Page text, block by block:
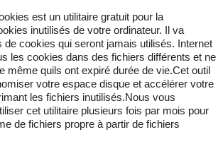
est un utilitaire gratuit pour la
inutilisés de votre ordinateur. Il va
de cookies qui seront jamais utilisés. Internet
les cookies dans des fichiers différents et ne
même quils ont expiré durée de vie.Cet outil
votre espace disque et accélérer votre
les fichiers inutilisés.Nous vous
cet utilitaire plusieurs fois par mois pour
de fichiers propre à partir de fichiers